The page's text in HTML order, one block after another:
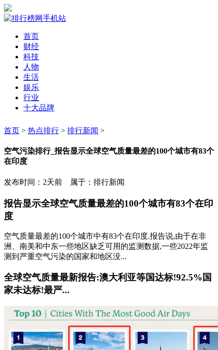
首页
财经
科技
人物
生活
娱乐
行业
十大品牌
首页 > 热点排行 > 排行新闻 >
空气污染排行_报告显示全球空气质量最差的100个城市有83个
在印度
发布时间：2天前 属于：排行新闻
报告显示全球空气质量最差的100个城市有83个在印
度
空气质量最差的100个城市中有83个在印度.报告说,由于在非
洲、南美和中东一些地区缺乏可用的监测数据,一些2022年监
测到严重空气污染的国家和地区没...
全球空气质量最新报告:澳大利亚等国达标!92.5%国
家未达标!最严...